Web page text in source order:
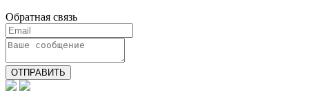
Обратная связь
ОТПРАВИТЬ